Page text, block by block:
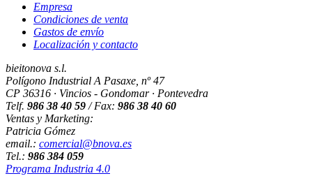
Empresa
Condiciones de venta
Gastos de envío
Localización y contacto
bieitonova s.l.
Polígono Industrial A Pasaxe, nº 47
CP 36316 · Vincios - Gondomar · Pontevedra
Telf. 986 38 40 59 / Fax: 986 38 40 60
Ventas y Marketing:
Patricia Gómez
email.: comercial@bnova.es
Tel.: 986 384 059
Programa Industria 4.0